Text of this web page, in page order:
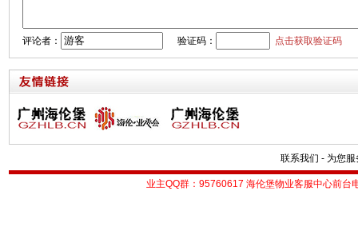
评论者： 验证码： 点击获取验证码
联系我们 - 为您服
业主QQ群：95760617 海伦堡物业客服中心前